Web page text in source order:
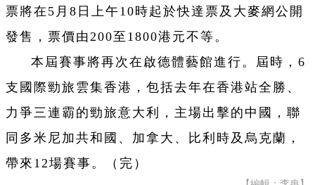
票將在5月8日上午10時起於快達票及大麥網公開
發售，票價由200至1800港元不等。
本屆賽事將再次在啟德體藝館進行。屆時，6
支國際勁旅雲集香港，包括去年在香港站全勝、
力爭三連霸的勁旅意大利，主場出擊的中國，聯
同多米尼加共和國、加拿大、比利時及烏克蘭，
帶來12場賽事。（完）